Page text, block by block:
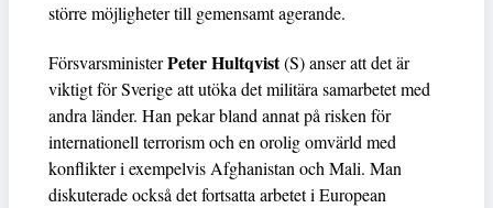
större möjligheter till gemensamt agerande.
FörsvarsministerPeter Hultqvist(S) anser att det är
viktigt för Sverige att utöka det militära samarbetet med
andra länder. Han pekar bland annat på risken för
internationell terrorism och en orolig omvärld med
konflikter i exempelvis Afghanistan och Mali. Man
diskuterade också det fortsatta arbetet i European